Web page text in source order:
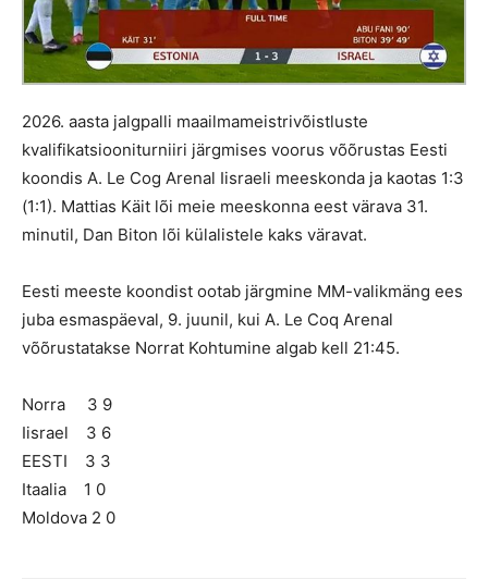
2026. aasta jalgpalli maailmameistrivõistluste
kvalifikatsiooniturniiri järgmises voorus võõrustas Eesti
koondis A. Le Сog Arenal Iisraeli meeskonda ja kaotas 1:3
(1:1). Mattias Käit lõi meie meeskonna eest värava 31.
minutil, Dan Biton lõi külalistele kaks väravat.
Eesti meeste koondist ootab järgmine MM-valikmäng ees
juba esmaspäeval, 9. juunil, kui A. Le Coq Arenal
võõrustatakse Norrat Kohtumine algab kell 21:45.
Norra 3 9
Iisrael 3 6
EESTI 3 3
Itaalia 1 0
Moldova 2 0